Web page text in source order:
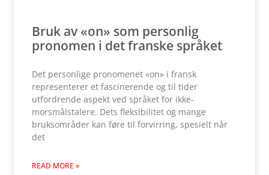
Bruk av «on» som personlig
pronomen i det franske språket
Det personlige pronomenet «on» i fransk
representerer et fascinerende og til tider
utfordrende aspekt ved språket for ikke-
morsmålstalere. Dets fleksibilitet og mange
bruksområder kan føre til forvirring, spesielt når
det
READ MORE »